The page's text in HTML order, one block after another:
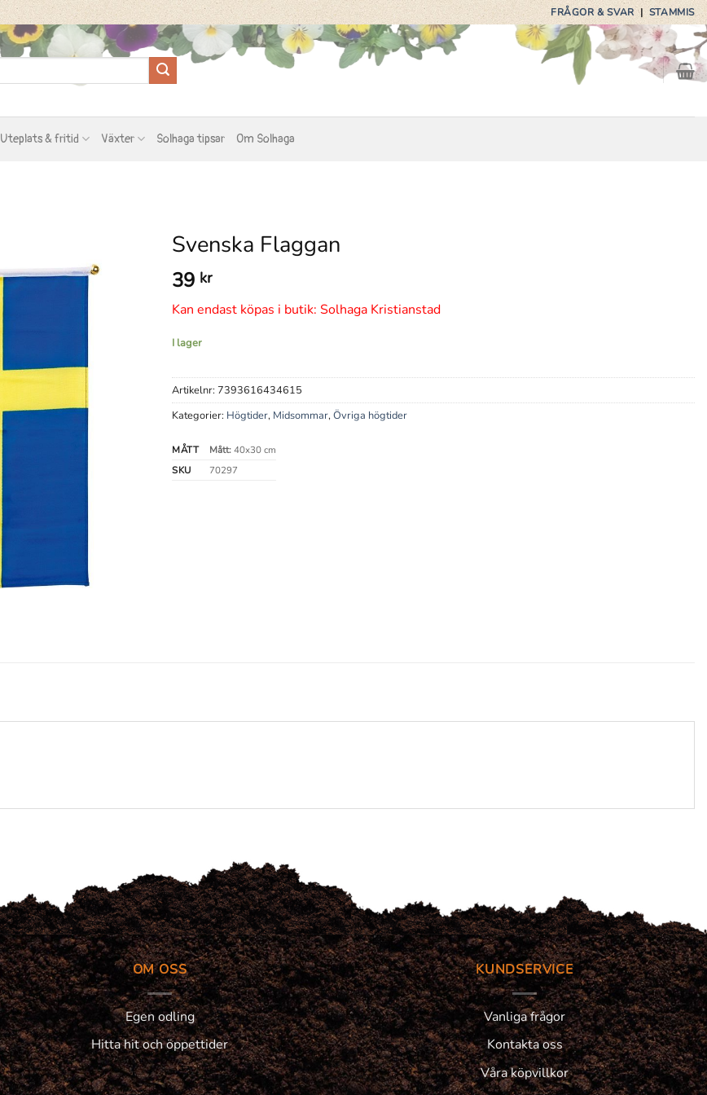
FRÅGOR & SVAR|STAMMIS
Uteplats & fritid Växter Solhaga tipsar Om Solhaga
Svenska Flaggan
39 kr
Kan endast köpas i butik: Solhaga Kristianstad
I lager
Artikelnr: 7393616434615
Kategorier: Högtider, Midsommar,Övriga högtider
MÅTT Mått:40x30 cm
SKU
70297
OM OSS
Egen odling
Hitta hit och öppettider
KUNDSERVICE
Vanliga frågor
Kontakta oss
Våra köpvillkor